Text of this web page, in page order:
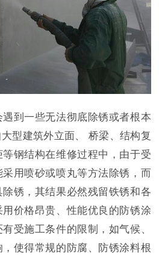
到一些无法彻底除锈或者根本
型建筑外立面、 桥梁、结构复
钢结构在维修过程中，由于受
用喷砂或喷丸等方法除锈，而
锈，其结果必然残留铁锈和各
价格昂贵、性能优良的防锈涂
受施工条件的限制，如气候、
使得常规的防腐、防锈涂料根